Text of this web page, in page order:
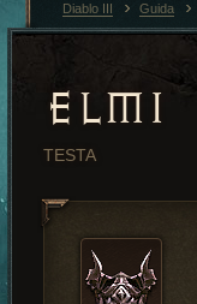
ELMI
TESTA
Diablo III Guida